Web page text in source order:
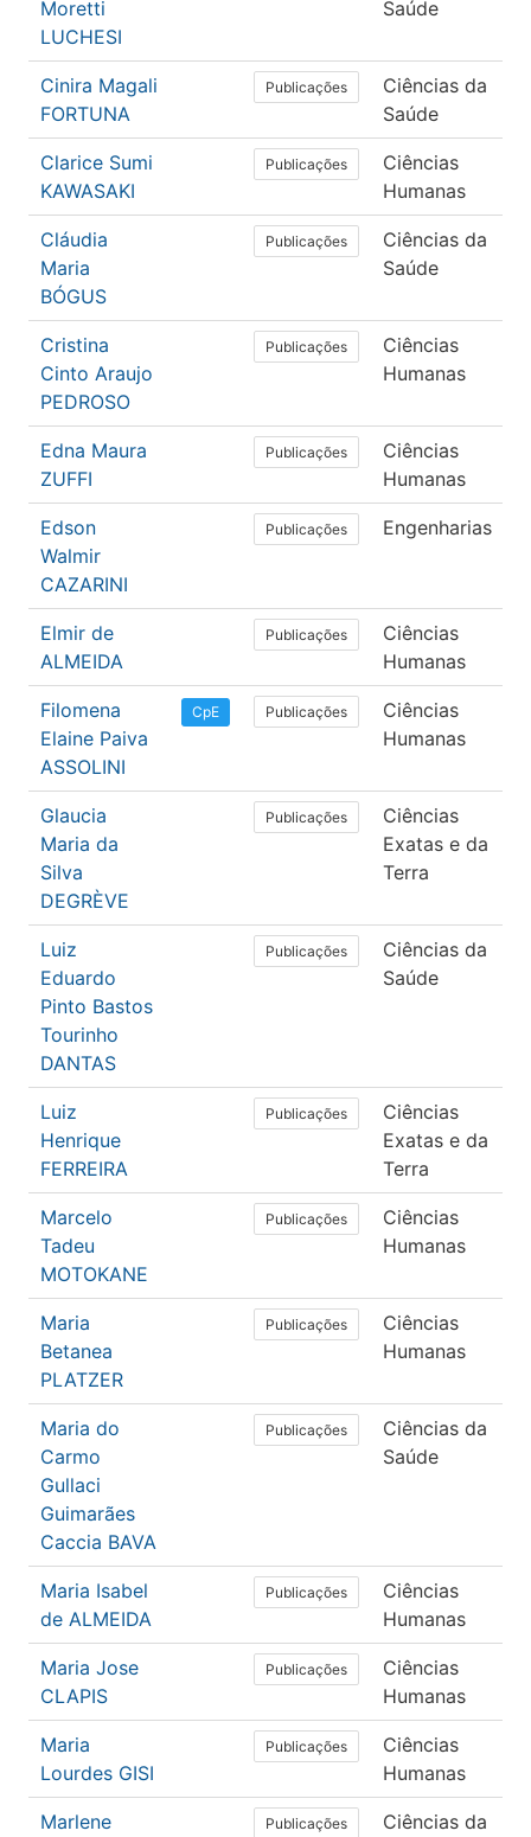
Moretti
LUCHESI
Saúde
Cinira Magali
FORTUNA
Publicações
Ciências da
Saúde
Clarice Sumi
KAWASAKI
Publicações
Ciências
Humanas
Cláudia
Maria
BÓGUS
Publicações
Ciências da
Saúde
Cristina
Cinto Araujo
PEDROSO
Publicações
Ciências
Humanas
Edna Maura
ZUFFI
Publicações
Ciências
Humanas
Edson
Walmir
CAZARINI
Publicações Engenharias
Elmir de
ALMEIDA
Publicações
Ciências
Humanas
Filomena
Elaine Paiva
ASSOLINI
CpE Publicações
Ciências
Humanas
Glaucia
Maria da
Silva
DEGRÈVE
Publicações
Ciências
Exatas e da
Terra
Luiz
Eduardo
Pinto Bastos
Tourinho
DANTAS
Publicações
Ciências da
Saúde
Luiz
Henrique
FERREIRA
Publicações
Ciências
Exatas e da
Terra
Marcelo
Tadeu
MOTOKANE
Publicações
Ciências
Humanas
Maria
Betanea
PLATZER
Publicações
Ciências
Humanas
Maria do
Carmo
Gullaci
Guimarães
Caccia BAVA
Publicações
Ciências da
Saúde
Maria Isabel
de ALMEIDA
Publicações
Ciências
Humanas
Maria Jose
CLAPIS
Publicações
Ciências
Humanas
Maria
Lourdes GISI
Publicações
Ciências
Humanas
Marlene
Publicações
Ciências da